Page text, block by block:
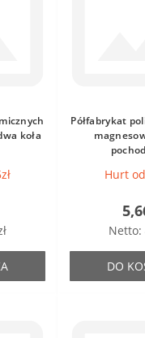
koła
Półfabrykat
Hurt
Netto:
DO